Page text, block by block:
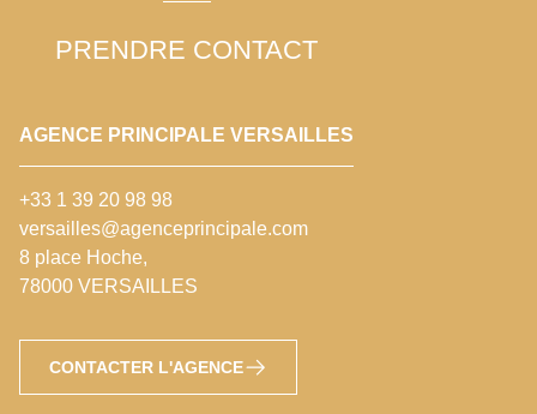
PRENDRE CONTACT
AGENCE PRINCIPALE VERSAILLES
+33 1 39 20 98 98
versailles@agenceprincipale.com
8 place Hoche,
78000 VERSAILLES
CONTACTER L'AGENCE